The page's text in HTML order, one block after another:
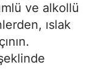
ve alkollü
ıslak